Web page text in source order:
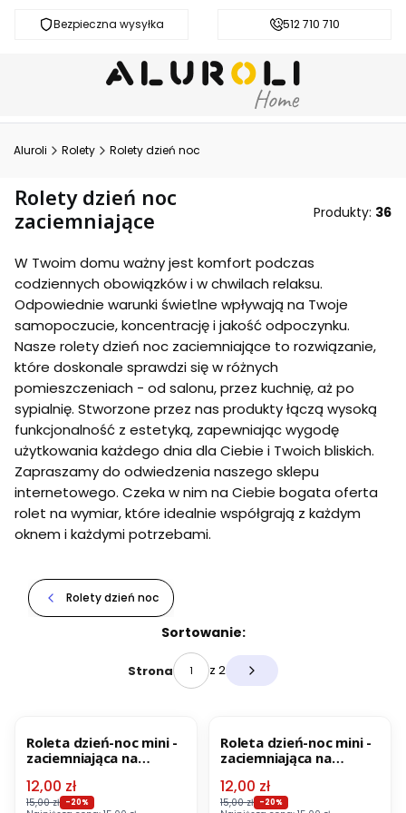
Bezpieczna wysyłka Darmowa dostawa od 200 zł
512 710 710
Aluroli Rolety Rolety dzień noc
Rolety dzień noc
zaciemniające
Produkty: 36
W Twoim domu ważny jest komfort podczas
codziennych obowiązków i w chwilach relaksu.
Odpowiednie warunki świetlne wpływają na Twoje
samopoczucie, koncentrację i jakość odpoczynku.
Nasze rolety dzień noc zaciemniające to rozwiązanie,
które doskonale sprawdzi się w różnych
pomieszczeniach - od salonu, przez kuchnię, aż po
sypialnię. Stworzone przez nas produkty łączą wysoką
funkcjonalność z estetyką, zapewniając wygodę
użytkowania każdego dnia dla Ciebie i Twoich bliskich.
Zapraszamy do odwiedzenia naszego sklepu
internetowego. Czeka w nim na Ciebie bogata oferta
rolet na wymiar, które idealnie współgrają z każdym
oknem i każdymi potrzebami.
Rolety dzień noc
Sortowanie:
Strona z 2 Następne produkty
Roleta dzień-noc mini -
zaciemniająca na
Cena promocyjna
12,00 zł
15,00 zł -20%
Roleta dzień-noc mini -
zaciemniająca na
Cena promocyjna
12,00 zł
15,00 zł -20%